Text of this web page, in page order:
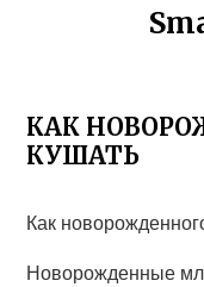
КАК
КУШАТЬ
Как
Новорожденные